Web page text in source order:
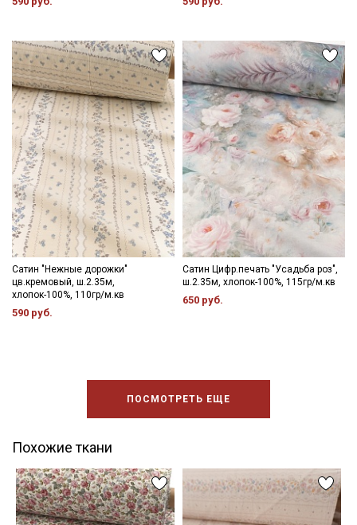
Сатин "Нежные дорожки"
цв.кремовый, ш.2.35м,
хлопок-100%, 110гр/м.кв
590 руб.
Сатин Цифр.печать "Усадьба роз",
ш.2.35м, хлопок-100%, 115гр/м.кв
650 руб.
ПОСМОТРЕТЬ ЕЩЕ
Похожие ткани